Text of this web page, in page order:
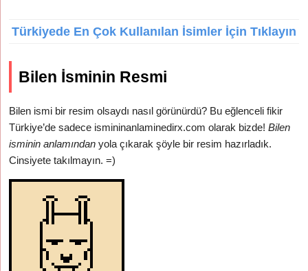
Türkiyede En Çok Kullanılan İsimler İçin Tıklayın
Bilen İsminin Resmi
Bilen ismi bir resim olsaydı nasıl görünürdü? Bu eğlenceli fikir
Türkiye’de sadece ismininanlaminedirx.com olarak bizde!Bilen
isminin anlamından yola çıkarak şöyle bir resim hazırladık.
Cinsiyete takılmayın. =)